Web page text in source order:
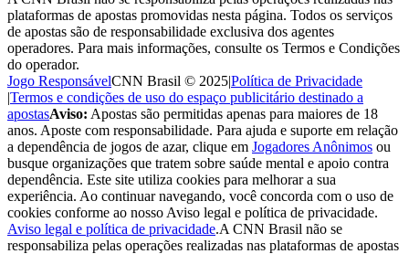
plataformas de apostas promovidas nesta página. Todos os serviços
de apostas são de responsabilidade exclusiva dos agentes
operadores. Para mais informações, consulte os Termos e Condições
do operador.
Jogo ResponsávelCNN Brasil © 2025|Política de Privacidade
|Termos e condições de uso do espaço publicitário destinado a
apostasAviso: Apostas são permitidas apenas para maiores de 18
anos. Aposte com responsabilidade. Para ajuda e suporte em relação
a dependência de jogos de azar, clique em Jogadores Anônimos ou
busque organizações que tratem sobre saúde mental e apoio contra
dependência. Este site utiliza cookies para melhorar a sua
experiência. Ao continuar navegando, você concorda com o uso de
cookies conforme ao nosso Aviso legal e política de privacidade.
Aviso legal e política de privacidade.A CNN Brasil não se
responsabiliza pelas operações realizadas nas plataformas de apostas